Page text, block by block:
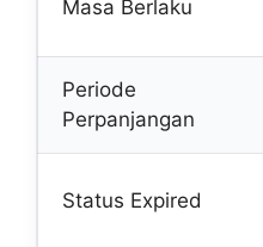
Masa Berlaku
Periode
Perpanjangan
Status Expired